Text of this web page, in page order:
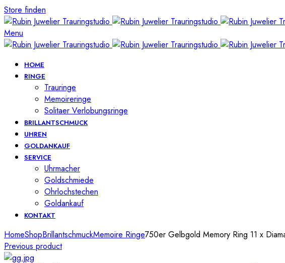
Store finden
Menu
HOME
RINGE
Trauringe
Memoireringe
Solitaer Verlobungsringe
BRILLANTSCHMUCK
UHREN
GOLDANKAUF
SERVICE
Uhrmacher
Goldschmiede
Ohrlochstechen
Goldankauf
KONTAKT
HomeShopBrillantschmuckMemoire Ringe750er Gelbgold Memory Ring 11 x
Previous product